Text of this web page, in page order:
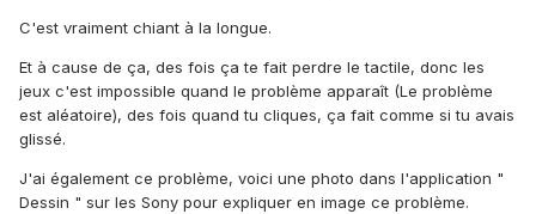
C'est vraiment chiant à la longue.
Et à cause de ça, des fois ça te fait perdre le tactile, donc les
jeux c'est impossible quand le problème apparaît (Le problème
est aléatoire), des fois quand tu cliques, ça fait comme si tu avais
glissé.
J'ai également ce problème, voici une photo dans l'application "
Dessin " sur les Sony pour expliquer en image ce problème.